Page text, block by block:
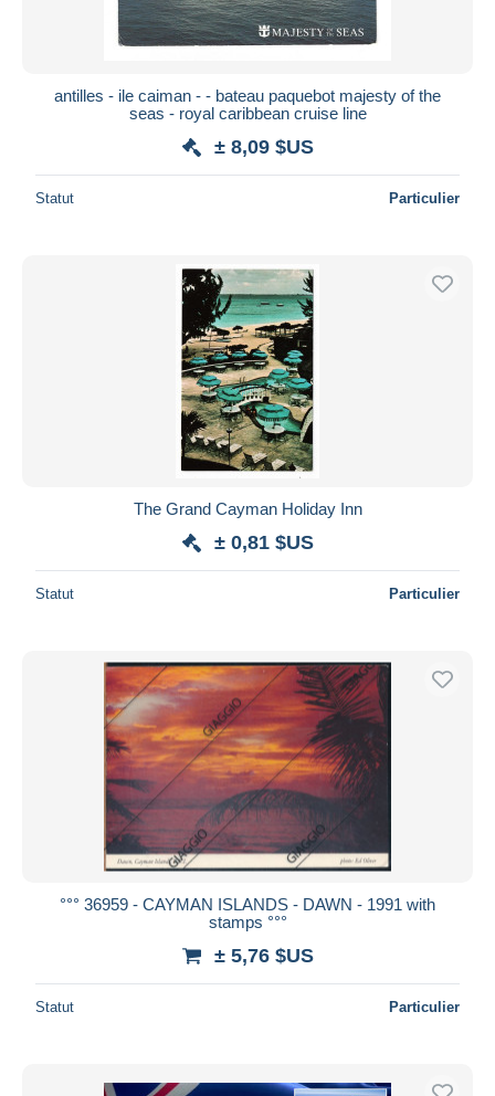
antilles - ile caiman - - bateau paquebot majesty of the
seas - royal caribbean cruise line
± 8,09 $US
Statut Particulier
The Grand Cayman Holiday Inn
± 0,81 $US
Statut Particulier
°°° 36959 - CAYMAN ISLANDS - DAWN - 1991 with
stamps °°°
± 5,76 $US
Statut Particulier